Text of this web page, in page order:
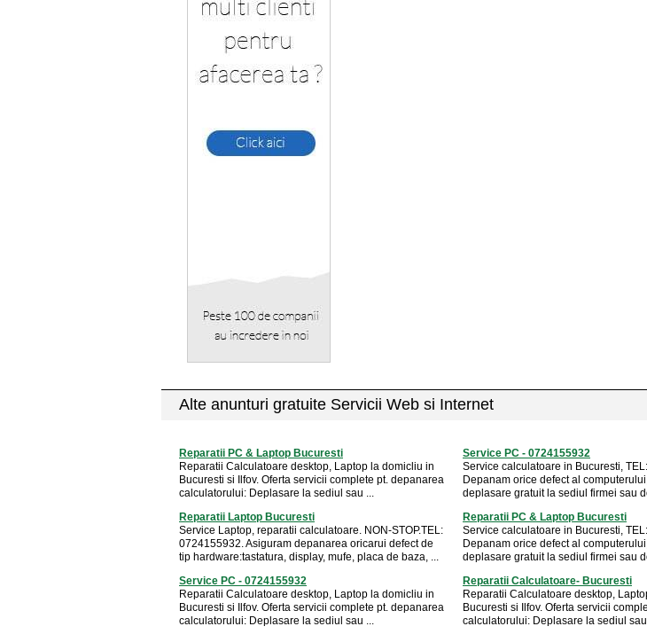
Alte anunturi gratuite Servicii Web si Internet
Reparatii PC & Laptop Bucuresti
Reparatii Calculatoare desktop, Laptop la domicliu in
Bucuresti si Ilfov. Oferta servicii complete pt. depanarea
calculatorului: Deplasare la sediul sau ...
Service PC - 0724155932
Service calculatoare in Bucuresti,
Depanam orice defect al
deplasare gratuit la sediul firmei sau
Reparatii Laptop Bucuresti
Service Laptop, reparatii calculatoare. NON-STOP.TEL:
0724155932. Asiguram depanarea oricarui defect de
tip hardware:tastatura, display, mufe, placa de baza, ...
Reparatii PC & Laptop Bucuresti
Service calculatoare in Bucuresti,
Depanam orice defect al
deplasare gratuit la sediul firmei sau
Service PC - 0724155932
Reparatii Calculatoare desktop, Laptop la domicliu in
Bucuresti si Ilfov. Oferta servicii complete pt. depanarea
calculatorului: Deplasare la sediul sau ...
Reparatii Calculatoare- Bucuresti
Reparatii Calculatoare desktop,
Bucuresti si Ilfov. Oferta servicii
calculatorului: Deplasare la sediul